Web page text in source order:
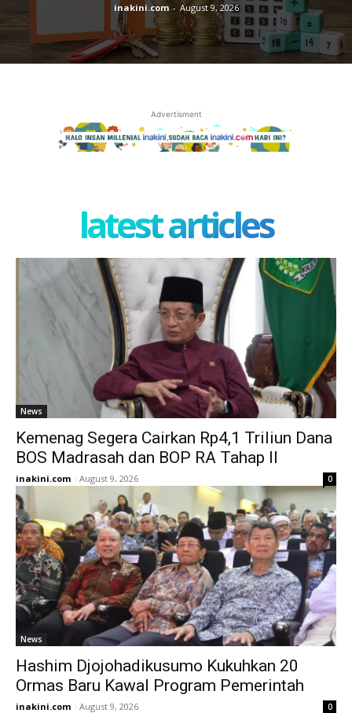
inakini.com - August 9, 2026
Advertisment
latest articles
News
Kemenag Segera Cairkan Rp4,1 Triliun Dana
BOS Madrasah dan BOP RA Tahap II
inakini.com - August 9, 2026 0
News
Hashim Djojohadikusumo Kukuhkan 20
Ormas Baru Kawal Program Pemerintah
inakini.com - August 9, 2026 0